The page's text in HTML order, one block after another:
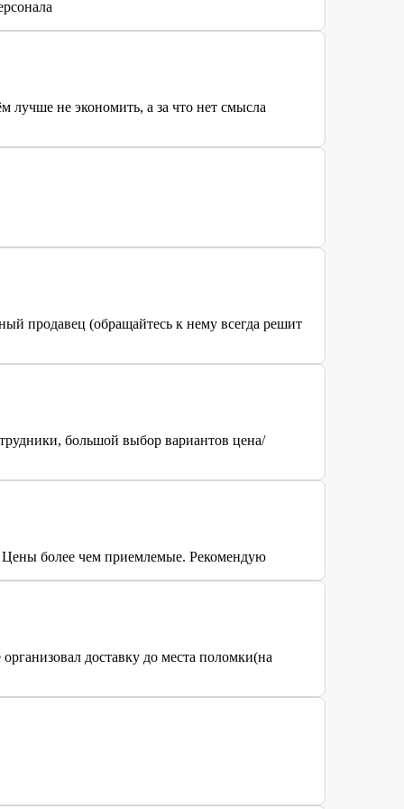
лучше не экономить, а за что нет смысла
продавец (обращайтесь к нему всегда решит
большой выбор вариантов цена/
Цены более чем приемлемые. Рекомендую
доставку до места поломки(на